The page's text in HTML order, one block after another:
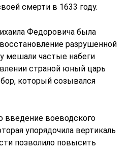
смерти в 1633 году.
Федоровича была
разрушенной
мешали частые набеги
страной юный царь
который созывался
введение воеводского
упорядочила вертикаль
позволило повысить